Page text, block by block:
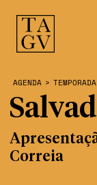
AGENDA >
Correia